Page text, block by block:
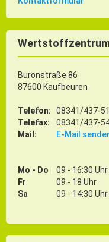
Buronstraße 86
87600 Kaufbeuren
Telefon:
08341/437-
Telefax:
08341/437-
Mail:
E-Mail
Mo - Do
09 - 16:30 Uhr
Fr
09 - 18 Uhr
Sa
09 - 14:30 Uhr